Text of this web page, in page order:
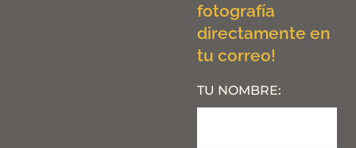
fotografía
directamente en
tu correo!
TU NOMBRE: